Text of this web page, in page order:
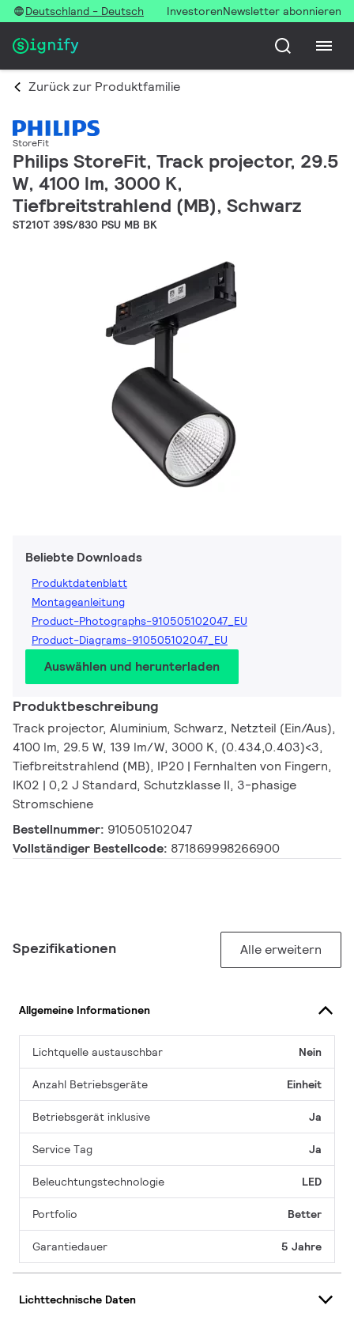
Deutschland - Deutsch InvestorenNewsletter abonnieren
Zurück zur Produktfamilie
StoreFit
Philips StoreFit, Track projector, 29.5
W, 4100 lm, 3000 K,
Tiefbreitstrahlend (MB), Schwarz
ST210T 39S/830 PSU MB BK
Beliebte Downloads
Produktdatenblatt
Montageanleitung
Product-Photographs-910505102047_EU
Product-Diagrams-910505102047_EU
Auswählen und herunterladen
Produktbeschreibung
Track projector, Aluminium, Schwarz, Netzteil (Ein/Aus),
4100 lm, 29.5 W, 139 lm/W, 3000 K, (0.434,0.403)<3,
Tiefbreitstrahlend (MB), IP20 | Fernhalten von Fingern,
IK02 | 0,2 J Standard, Schutzklasse II, 3-phasige
Stromschiene
Bestellnummer: 910505102047
Vollständiger Bestellcode: 871869998266900
Spezifikationen Alle erweitern
Allgemeine Informationen
Lichtquelle austauschbar Nein
Anzahl Betriebsgeräte Einheit
Betriebsgerät inklusive Ja
Service Tag Ja
Beleuchtungstechnologie LED
Portfolio Better
Garantiedauer 5 Jahre
Lichttechnische Daten